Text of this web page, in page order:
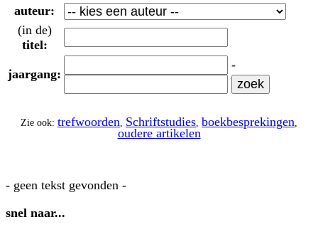
auteur:
(in de)
titel:
jaargang:
-
Zie ook: trefwoorden, Schriftstudies, boekbesprekingen,
oudere artikelen
- geen tekst gevonden -
snel naar...